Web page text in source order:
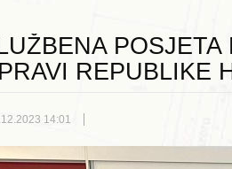
REPUBLIKE
14:01